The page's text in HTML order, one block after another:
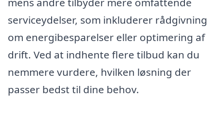
serviceydelser, som inkluderer rådgivning
om energibesparelser eller optimering af
drift. Ved at indhente flere tilbud kan du
nemmere vurdere, hvilken løsning der
passer bedst til dine behov.